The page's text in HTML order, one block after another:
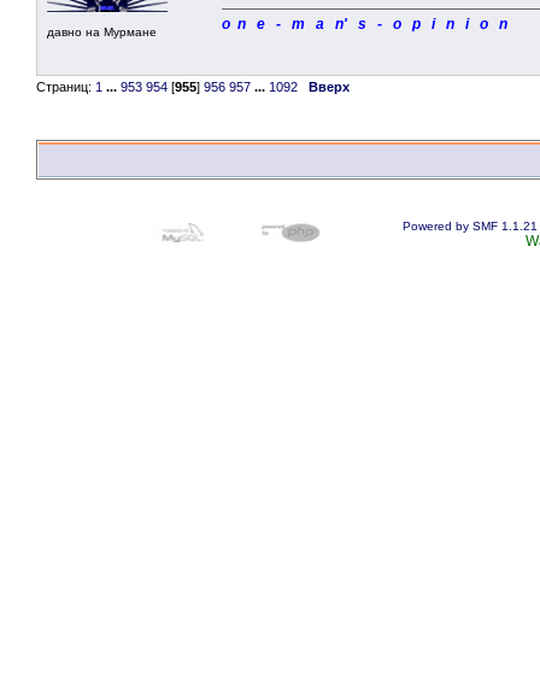
давно на Мурмане o n e - m a n' s - o p i n i o n
Страниц: 1 ... 953 954 [955] 956 957 ... 1092 Вверх
Powered by SMF 1.1.21